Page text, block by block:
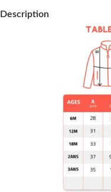
Description